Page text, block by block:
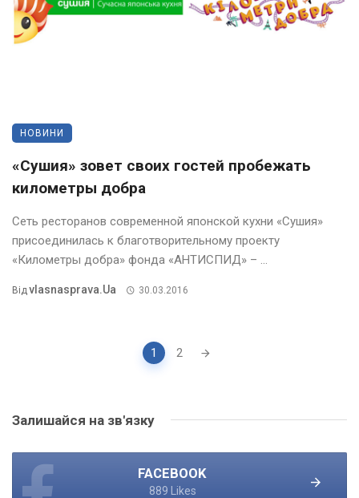
НОВИНИ
«Сушия» зовет своих гостей пробежать
километры добра
Сеть ресторанов современной японской кухни «Сушия»
присоединилась к благотворительному проекту
«Километры добра» фонда «АНТИСПИД» – ...
Від Vlasnasprava.ua 30.03.2016
1 2
Залишайся на зв'язку
FACEBOOK
889 Likes